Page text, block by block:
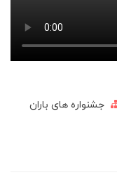
جشنواره های باران